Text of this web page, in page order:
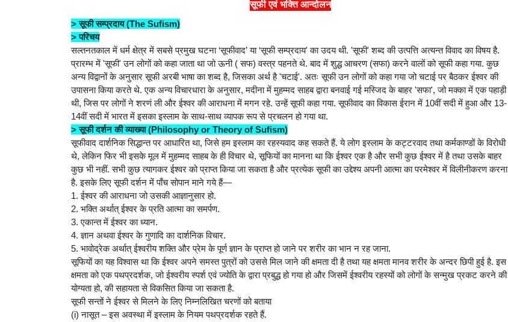
सूफी एवं भक्ति आन्दोलन
> सूफी सम्प्रदाय (The Sufism)
> परिचय
सल्तनतकाल में धर्म क्षेत्र में सबसे प्रमुख घटना ‘सूफीवाद’ या ‘सूफी सम्प्रदाय' का उदय थी. 'सूफी' शब्द की उत्पत्ति अत्यन्त विवाद का विषय है.
प्रारम्भ में 'सूफी' उन लोगों को कहा जाता था जो ऊनी ( सफ) वस्त्र पहनते थे. बाद में शुद्ध आचरण (सफा) करने वालों को सूफी कहा गया. कुछ
अन्य विद्वानों के अनुसार सूफी अरबी भाषा का शब्द है, जिसका अर्थ है 'चटाई'. अतः सूफी उन लोगों को कहा गया जो चटाई पर बैठकर ईश्वर की
उपासना किया करते थे. एक अन्य विचारधारा के अनुसार, मदीना में मुहम्मद साहब द्वारा बनवाई गई मस्जिद के बाहर 'सफा', जो मक्का में एक पहाड़ी
थी, जिस पर लोगों ने शरणं ली और ईश्वर की आराधना में मगन रहे. उन्हें सूफी कहा गया. सूफीवाद का विकास ईरान में 10वीं सदी में हुआ और 13-
14वीं सदी में भारत में इसका इस्लाम के साथ-साथ व्यापक रूप से प्रचलन हो गया था.
> सूफी दर्शन की व्याख्या (Philosophy or Theory of Sufism)
सूफीवाद दार्शनिक सिद्धान्त पर आधारित था, जिसे हम इस्लाम का रहस्यवाद कह सकते हैं. ये लोग इस्लाम के कट्टरवाद तथा कर्मकाण्डों के विरोधी
थे, लेकिन फिर भी इसके मूल में मुहम्मद साहब के ही विचार थे, सूफियों का मानना था कि ईश्वर एक है और सभी कुछ ईश्वर में है तथा उसके बाहर
कुछ भी नहीं. सभी कुछ त्यागकर ईश्वर को प्राप्त किया जा सकता है और प्रत्येक सूफी का उद्देश्य अपनी आत्मा का परमेश्वर में विलीनीकरण करना
है. इसके लिए सूफी दर्शन में पाँच सोपान माने गये हैं—
1. ईश्वर की आराधना जो उसकी आज्ञानुसार हो.
2. भक्ति अर्थात् ईश्वर के प्रति आत्मा का समर्पण.
3. एकान्त में ईश्वर का ध्यान.
4. ज्ञान अथवा ईश्वर के गुणादि का दार्शनिक विचार.
5. भावोद्रेक अर्थात् ईश्वरीय शक्ति और प्रेम के पूर्ण ज्ञान के प्राप्त हो जाने पर शरीर का भान न रह जाना.
सूफियों का यह विश्वास था कि ईश्वर अपने समस्त पुत्रों को उससे मिल जाने की क्षमता दी है तथा यह क्षमता मानव शरीर के अन्दर छिपी हुई है. इस
क्षमता को एक पथप्रदर्शक, जो ईश्वरीय स्पर्श एवं ज्योति के द्वारा प्रबुद्ध हो गया हो और जिसमें ईश्वरीय रहस्यों को लोगों के सन्मुख प्रकट करने की
योग्यता हो, की सहायता से विकसित किया जा सकता है.
सूफी सन्तों ने ईश्वर से मिलने के लिए निम्नलिखित चरणों को बताया
(i) नासूत – इस अवस्था में इस्लाम के नियम पथप्रदर्शक रहते हैं.